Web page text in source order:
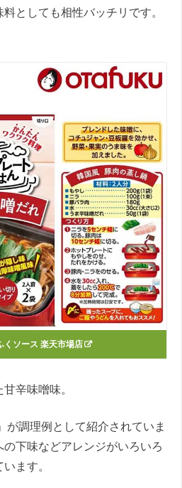
としても相性バッチリです。
くソース 楽天市場店
辛味噌味。
が調理例として紹介されていま
下味などアレンジがいろいろ
ます。